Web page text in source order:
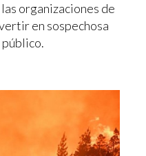
organizaciones de
en sospechosa